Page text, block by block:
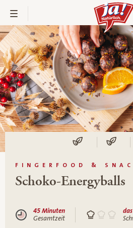
FINGERFOOD &
Schoko-Energyballs
45 Minuten
Gesamtzeit